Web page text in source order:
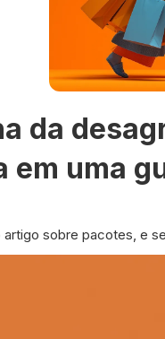
da
uma
sobre pacotes, e